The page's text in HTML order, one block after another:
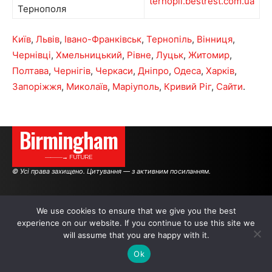
Тернополя
Київ, Львів, Івано-Франківськ, Тернопіль, Вінниця,
Чернівці, Хмельницький, Рівне, Луцьк, Житомир,
Полтава, Чернігів, Черкаси, Дніпро, Одеса, Харків,
Запоріжжя, Миколаїв, Маріуполь, Кривий Ріг, Сайти.
Birmingham
———→ FUTURE
© Усі права захищено. Цитування — з активним посиланням.
АВТОРИ РЕКЛАМА НА САЙТІ
We use cookies to ensure that we give you the best
experience on our website. If you continue to use this site we
will assume that you are happy with it.
Ok